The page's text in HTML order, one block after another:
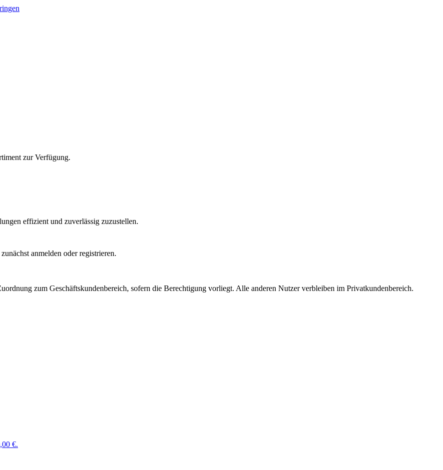
zur Verfügung.
effizient und zuverlässig zuzustellen.
anmelden oder registrieren.
zum Geschäftskundenbereich, sofern die Berechtigung vorliegt. Alle anderen Nutzer verbleiben im Privatkundenbereich.
€.